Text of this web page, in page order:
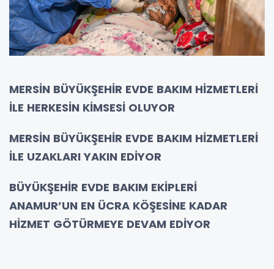
MERSİN BÜYÜKŞEHİR EVDE BAKIM HİZMETLERİ
İLE HERKESİN KİMSESİ OLUYOR
MERSİN BÜYÜKŞEHİR EVDE BAKIM HİZMETLERİ
İLE UZAKLARI YAKIN EDİYOR
BÜYÜKŞEHİR EVDE BAKIM EKİPLERİ
ANAMUR’UN EN ÜCRA KÖŞESİNE KADAR
HİZMET GÖTÜRMEYE DEVAM EDİYOR